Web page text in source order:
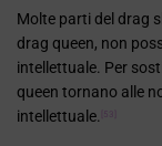
Molte parti del drag
drag queen, non
intellettuale. Per
queen tornano alle
intellettuale. [53]